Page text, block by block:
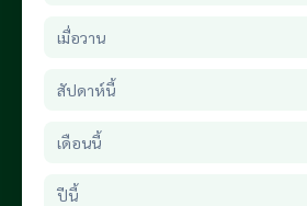
เมื่อวาน
สัปดาห์นี้
เดือนนี้
ปีนี้